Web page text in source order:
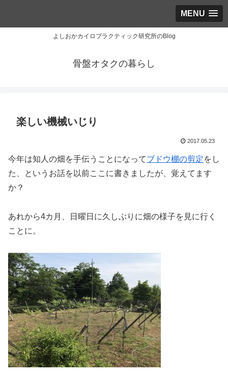
MENU
よしおかカイロプラクティック研究所のBlog
骨盤オタクの暮らし
楽しい機械いじり
2017.05.23
今年は知人の畑を手伝うことになってブドウ棚の剪定をし
た、というお話を以前ここに書きましたが、覚えてます
か？
あれから4カ月、日曜日に久しぶりに畑の様子を見に行く
ことに。